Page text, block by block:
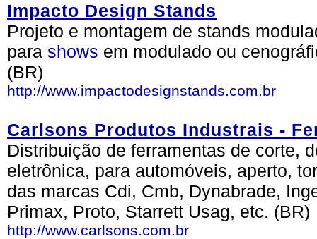
Impacto Design Stands
Projeto e montagem de stands
para shows em modulado ou
(BR)
http://www.impactodesignstands.com.br
Carlsons Produtos Industrais -
Distribuição de ferramentas de corte,
eletrônica, para automóveis, aperto,
das marcas Cdi, Cmb, Dynabrade,
Primax, Proto, Starrett Usag, etc. (BR)
http://www.carlsons.com.br